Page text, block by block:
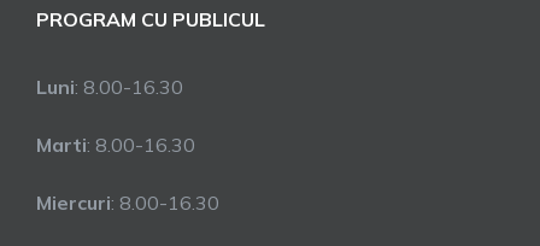
PROGRAM CU PUBLICUL
Luni: 8.00-16.30
Marti: 8.00-16.30
Miercuri: 8.00-16.30